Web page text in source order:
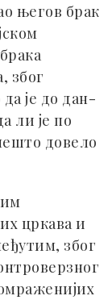
његов брак
због
је до дан-
ли је по
довело
цркава и
због